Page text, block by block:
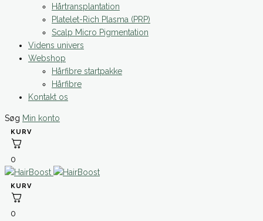
Hårtransplantation
Platelet-Rich Plasma (PRP)
Scalp Micro Pigmentation
Videns univers
Webshop
Hårfibre startpakke
Hårfibre
Kontakt os
Søg Min konto
0
0